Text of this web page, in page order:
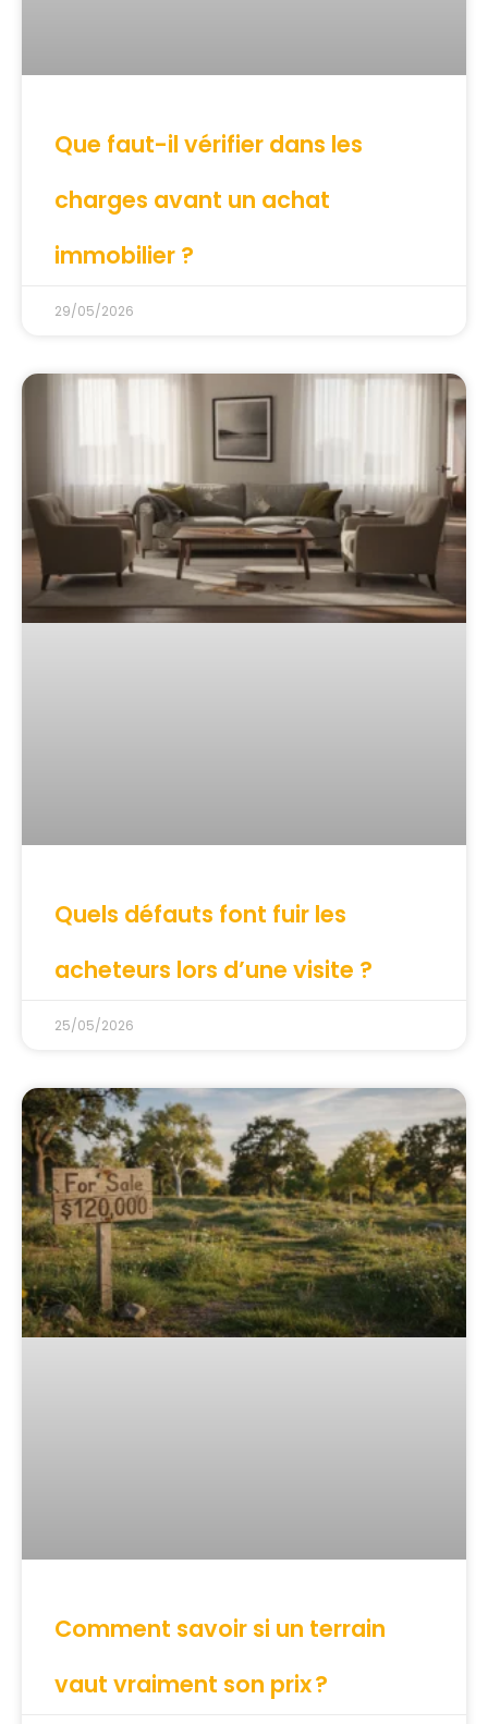
Que faut-il vérifier dans les
charges avant un achat
immobilier ?
29/05/2026
Quels défauts font fuir les
acheteurs lors d’une visite ?
25/05/2026
Comment savoir si un terrain
vaut vraiment son prix ?